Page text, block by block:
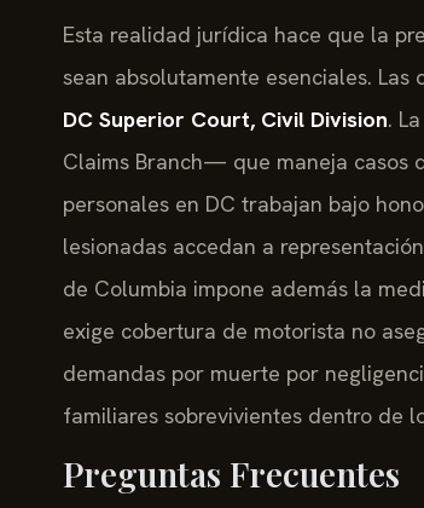
Esta realidad jurídica hace que la
sean absolutamente esenciales.
DC Superior Court, Civil Division.
Claims Branch— que maneja casos
personales en DC trabajan bajo
lesionadas accedan a
de Columbia impone además la
exige cobertura de motorista no
demandas por muerte por
familiares sobrevivientes dentro de
Preguntas Frecuentes